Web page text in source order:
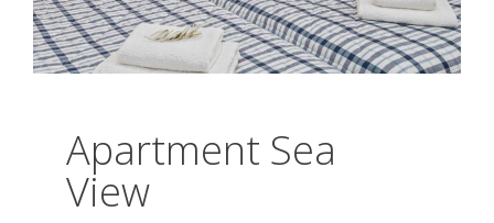
Apartment Sea
View